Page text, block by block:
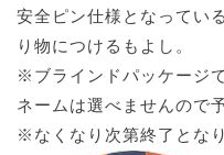
安全ピン仕様となってい
り物につけるもよし。
※ブラインドパッケージ
ネームは選べませんので
※なくなり次第終了となり